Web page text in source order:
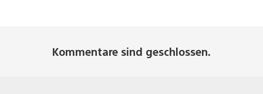
Kommentare sind geschlossen.